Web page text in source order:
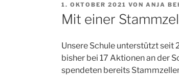
VERÖFFENTLICHT
AM
1. OKTOBER 2021 VON ANJA
Mit einer
Unsere Schule unterstützt seit
bisher bei 17 Aktionen an der
spendeten bereits